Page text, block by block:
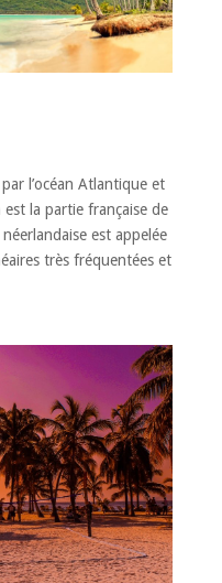
l’océan Atlantique et
est la partie française de
est appelée
très fréquentées et